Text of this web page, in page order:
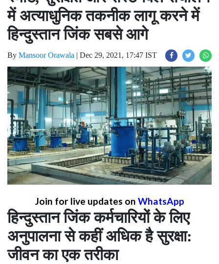
में अत्याधुनिक तकनीक लागू करने में
हिन्दुस्तान जिंक सबसे आगे
By Mansoor Orawala | Dec 29, 2021, 17:47 IST
Join for live updates on WhatsApp
हिन्दुस्तान जिंक कर्मचारियों के लिए
अनुपालना से कहीं अधिक है सुरक्षा:
जीवन का एक तरीका